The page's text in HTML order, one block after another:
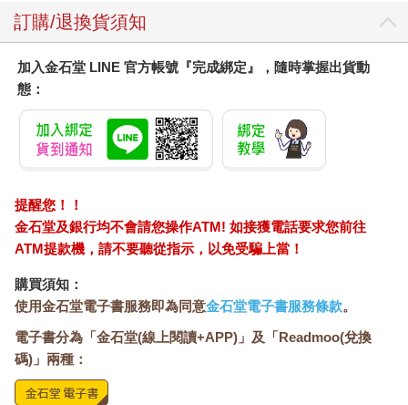
訂購/退換貨須知
加入金石堂 LINE 官方帳號『完成綁定』，隨時掌握出貨動
態：
提醒您！！
金石堂及銀行均不會請您操作ATM! 如接獲電話要求您前往
ATM提款機，請不要聽從指示，以免受騙上當！
購買須知：
使用金石堂電子書服務即為同意金石堂電子書服務條款。
電子書分為「金石堂(線上閱讀+APP)」及「Readmoo(兌換
碼)」兩種：